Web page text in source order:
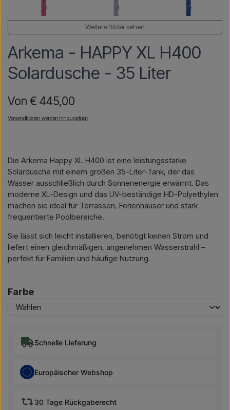
Weitere Bilder sehen
Arkema - HAPPY XL H400
Solardusche - 35 Liter
Von € 445,00
Versandkosten werden hinzugefügt
Die Arkema Happy XL H400 ist eine leistungsstarke
Solardusche mit einem großen 35-Liter-Tank, der das
Wasser ausschließlich durch Sonnenenergie erwärmt. Das
moderne XL-Design und das UV-beständige HD-Polyethylen
machen sie ideal für Terrassen, Ferienhäuser und stark
frequentierte Poolbereiche.
Sie lässt sich leicht installieren, benötigt keinen Strom und
liefert einen gleichmäßigen, angenehmen Wasserstrahl –
perfekt für Familien und häufige Nutzung.
Farbe
Schnelle Lieferung
Europäischer Webshop
30 Tage Rückgaberecht